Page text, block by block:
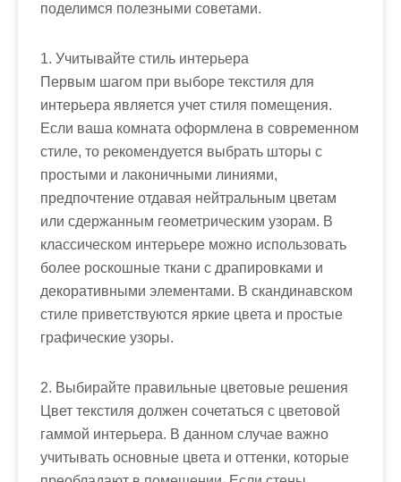
поделимся полезными советами.
1. Учитывайте стиль интерьера
Первым шагом при выборе текстиля для
интерьера является учет стиля помещения.
Если ваша комната оформлена в современном
стиле, то рекомендуется выбрать шторы с
простыми и лаконичными линиями,
предпочтение отдавая нейтральным цветам
или сдержанным геометрическим узорам. В
классическом интерьере можно использовать
более роскошные ткани с драпировками и
декоративными элементами. В скандинавском
стиле приветствуются яркие цвета и простые
графические узоры.
2. Выбирайте правильные цветовые решения
Цвет текстиля должен сочетаться с цветовой
гаммой интерьера. В данном случае важно
учитывать основные цвета и оттенки, которые